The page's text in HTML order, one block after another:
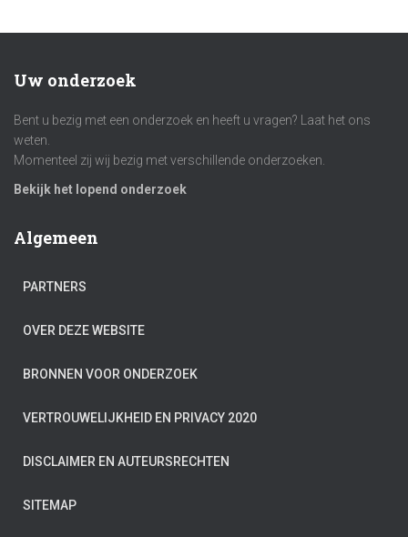
Uw onderzoek
Bent u bezig met een onderzoek en heeft u vragen? Laat het ons
weten.
Momenteel zij wij bezig met verschillende onderzoeken.
Bekijk het lopend onderzoek
Algemeen
PARTNERS
OVER DEZE WEBSITE
BRONNEN VOOR ONDERZOEK
VERTROUWELIJKHEID EN PRIVACY 2020
DISCLAIMER EN AUTEURSRECHTEN
SITEMAP